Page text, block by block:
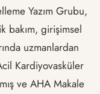
Yazım Grubu,
bakım, girişimsel
uzmanlardan
Kardiyovasküler
ve AHA Makale